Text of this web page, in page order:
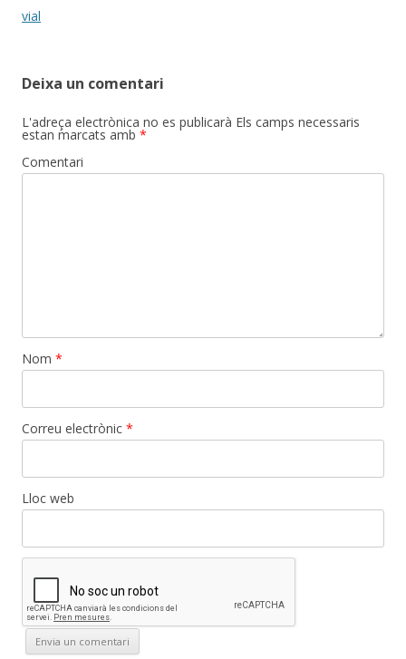
navigation
vial
Deixa un comentari
L'adreça electrònica no es publicarà Els camps necessaris
estan marcats amb *
Comentari
Nom *
Correu electrònic *
Lloc web